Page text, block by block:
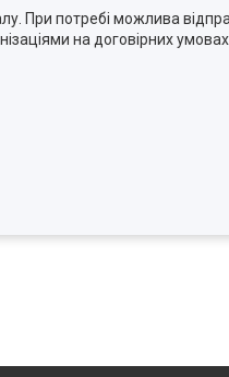
При потребі можлива
на договірних